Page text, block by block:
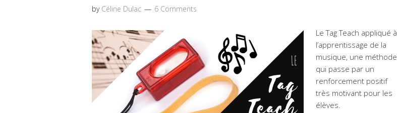
by Céline Dulac 6 Comments
Le Tag Teach appliqué à
l’apprentissage de la
musique, une méthode
qui passe par un
renforcement positif
très motivant pour les
élèves.